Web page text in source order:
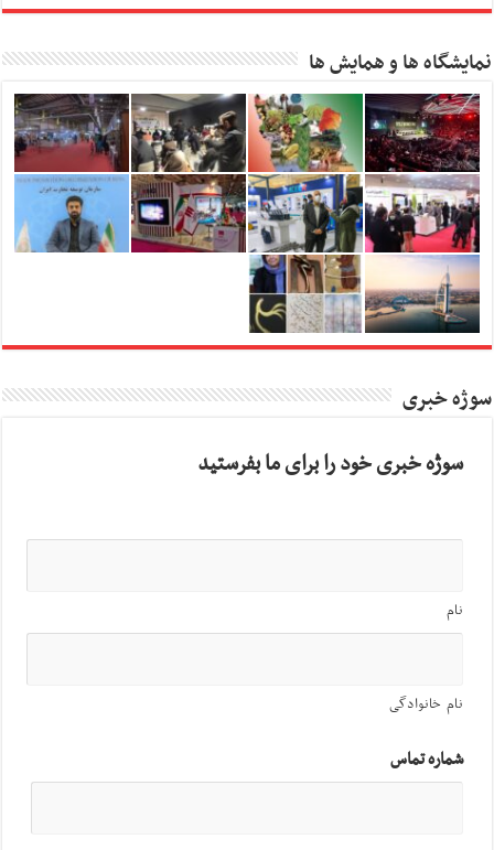
نمایشگاه ها و همایش ها
سوژه خبری
سوژه خبری خود را برای ما بفرستید
نام
نام خانوادگی
شماره تماس